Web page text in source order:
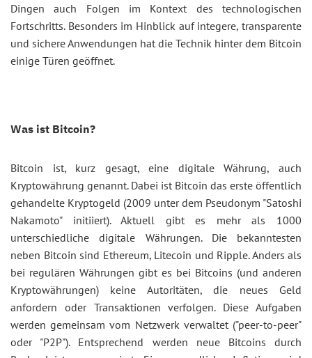
Dingen auch Folgen im Kontext des technologischen
Fortschritts. Besonders im Hinblick auf integere, transparente
und sichere Anwendungen hat die Technik hinter dem Bitcoin
einige Türen geöffnet.
Was ist Bitcoin?
Bitcoin ist, kurz gesagt, eine digitale Währung, auch
Kryptowährung genannt. Dabei ist Bitcoin das erste öffentlich
gehandelte Kryptogeld (2009 unter dem Pseudonym "Satoshi
Nakamoto" initiiert). Aktuell gibt es mehr als 1000
unterschiedliche digitale Währungen. Die bekanntesten
neben Bitcoin sind Ethereum, Litecoin und Ripple. Anders als
bei regulären Währungen gibt es bei Bitcoins (und anderen
Kryptowährungen) keine Autoritäten, die neues Geld
anfordern oder Transaktionen verfolgen. Diese Aufgaben
werden gemeinsam vom Netzwerk verwaltet ("peer-to-peer"
oder "P2P"). Entsprechend werden neue Bitcoins durch